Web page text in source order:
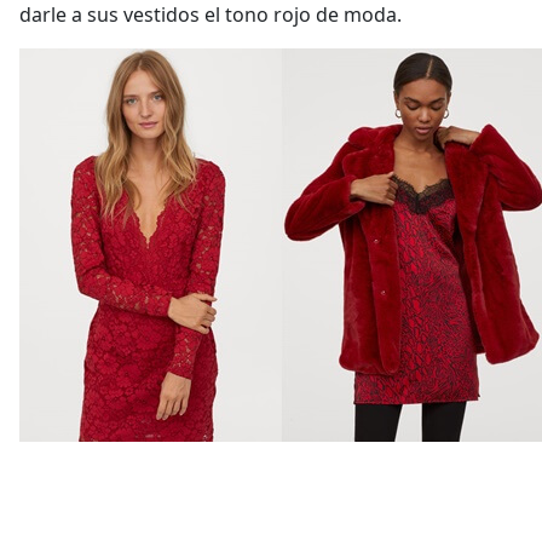
darle a sus vestidos el tono rojo de moda.